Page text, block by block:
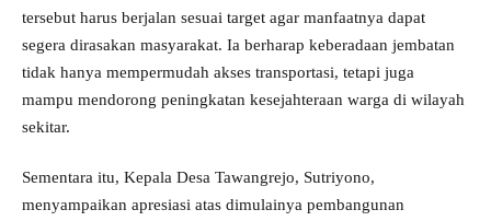
tersebut harus berjalan sesuai target agar manfaatnya dapat
segera dirasakan masyarakat. Ia berharap keberadaan jembatan
tidak hanya mempermudah akses transportasi, tetapi juga
mampu mendorong peningkatan kesejahteraan warga di wilayah
sekitar.
Sementara itu, Kepala Desa Tawangrejo, Sutriyono,
menyampaikan apresiasi atas dimulainya pembangunan